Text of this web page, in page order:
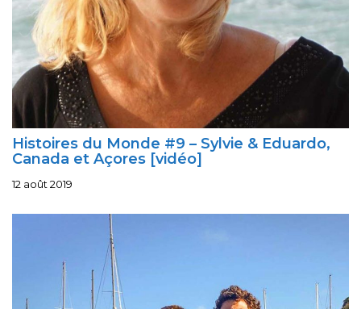
Histoires du Monde #9 – Sylvie & Eduardo,
Canada et Açores [vidéo]
12 août 2019